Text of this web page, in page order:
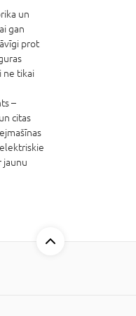
un
gan
prot
ne tikai
–
citas
jaunu